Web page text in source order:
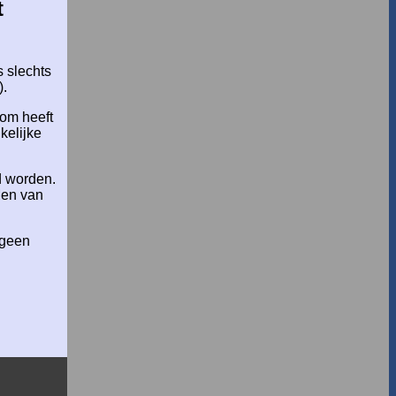
slechts
heeft
worden.
van